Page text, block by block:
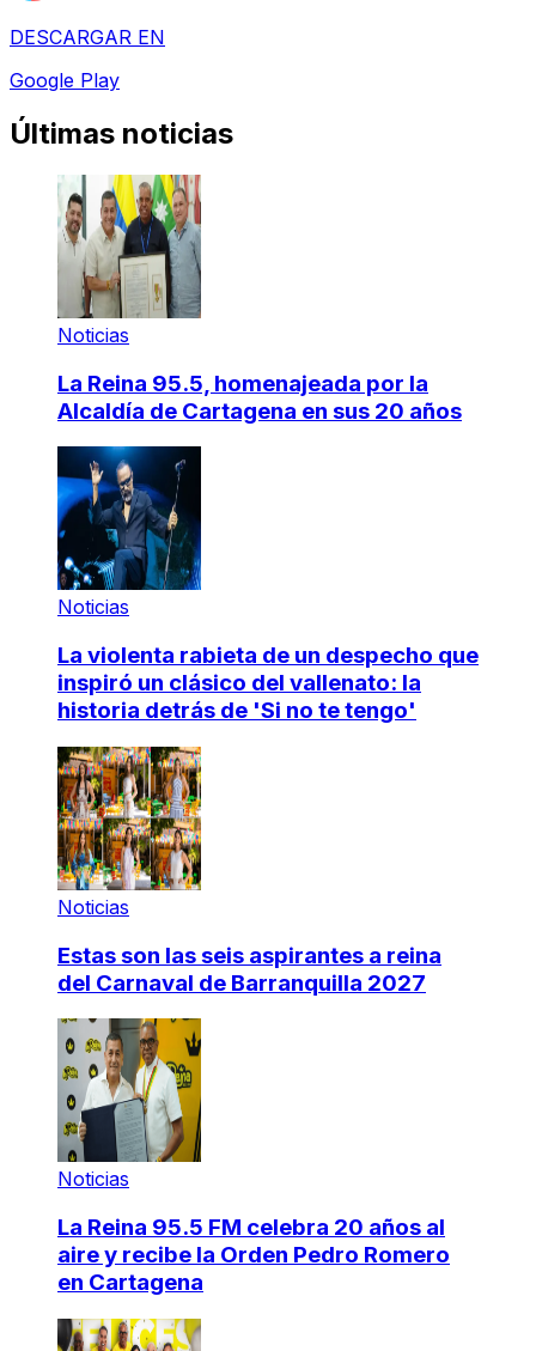
DESCARGAR EN
Google Play
Últimas noticias
Noticias
La Reina 95.5, homenajeada por la
Alcaldía de Cartagena en sus 20 años
Noticias
La violenta rabieta de un despecho que
inspiró un clásico del vallenato: la
historia detrás de 'Si no te tengo'
Noticias
Estas son las seis aspirantes a reina
del Carnaval de Barranquilla 2027
Noticias
La Reina 95.5 FM celebra 20 años al
aire y recibe la Orden Pedro Romero
en Cartagena